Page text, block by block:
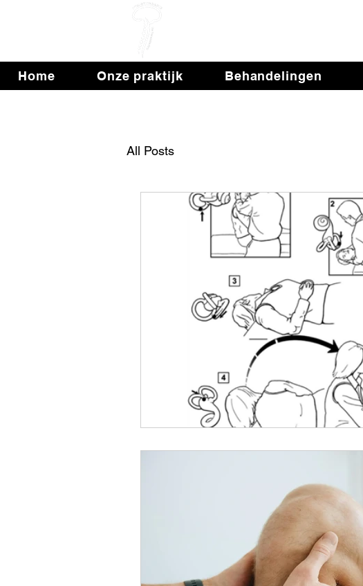
Home Onze praktijk Behandelingen
All Posts